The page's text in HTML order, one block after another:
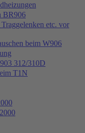
BR906
etc. vor
beim W906
312/310D
T1N